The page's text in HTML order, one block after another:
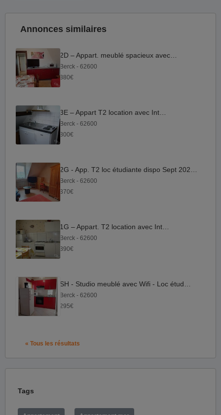
Annonces similaires
Berck - 62600
380€
Berck - 62600
300€
Berck - 62600
370€
Berck - 62600
390€
Berck - 62600
295€
« Tous les résultats
Tags